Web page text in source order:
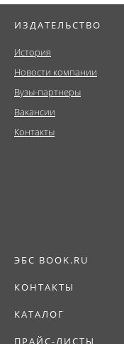
ИЗДАТЕЛЬСТВО
История
Новости компании
Вузы-партнеры
Вакансии
Контакты
ЭБС BOOK.RU
КОНТАКТЫ
КАТАЛОГ
ПРАЙС-ЛИСТЫ